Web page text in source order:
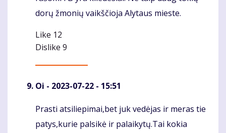
dorų žmonių vaikščioja Alytaus mieste.
Like 12
Dislike 9
Oi - 2023-07-22 - 15:51
Komentaras
Prasti atsiliepimai,bet juk vedėjas ir meras tie
patys,kurie palsikė ir palaikytų.Tai kokia